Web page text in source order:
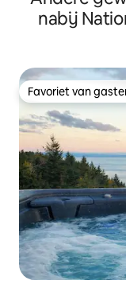
nabij
Favoriet van
Favoriet van